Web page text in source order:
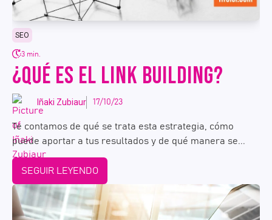
SEO
3 min.
¿QUÉ ES EL LINK BUILDING?
Iñaki Zubiaur 17/10/23
Te contamos de qué se trata esta estrategia, cómo
puede aportar a tus resultados y de qué manera se...
SEGUIR LEYENDO